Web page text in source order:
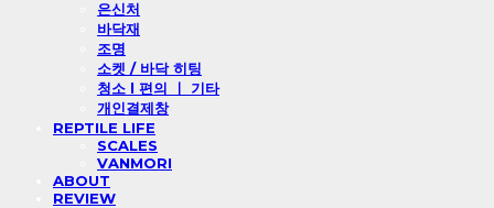
은신처
바닥재
조명
소켓 / 바닥 히팅
청소 l 편의 ㅣ 기타
개인결제창
REPTILE LIFE
SCALES
VANMORI
ABOUT
REVIEW